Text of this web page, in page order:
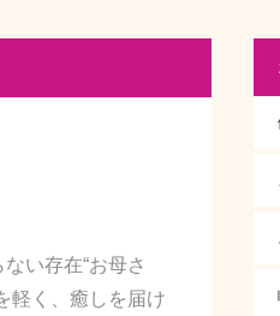
い存在“お母さ
軽く、癒しを届け